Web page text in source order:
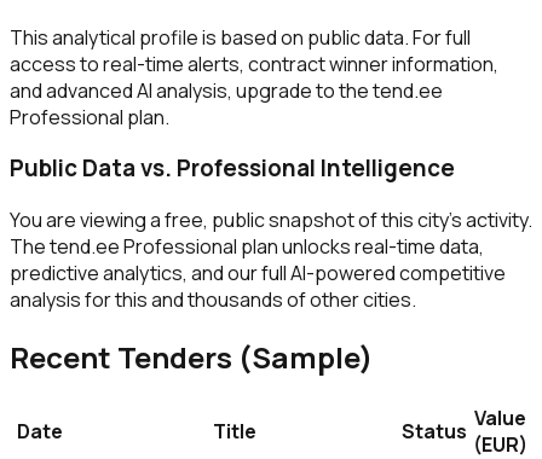
This analytical profile is based on public data. For full
access to real-time alerts, contract winner information,
and advanced AI analysis, upgrade to the tend.ee
Professional plan.
Public Data vs. Professional Intelligence
You are viewing a free, public snapshot of this city's activity.
The tend.ee Professional plan unlocks real-time data,
predictive analytics, and our full AI-powered competitive
analysis for this and thousands of other cities.
Recent Tenders (Sample)
Date Title Status Value
(EUR)